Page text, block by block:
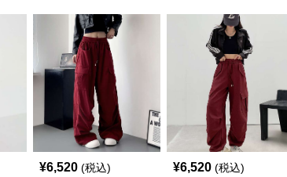
¥6,520 (税込) ¥6,520 (税込)